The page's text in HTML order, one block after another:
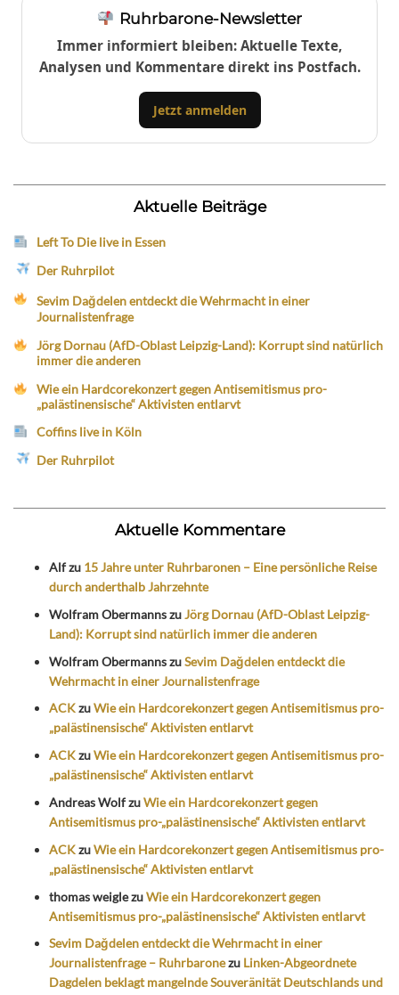
Ruhrbarone-Newsletter
Immer informiert bleiben: Aktuelle Texte,
Analysen und Kommentare direkt ins Postfach.
Jetzt anmelden
Aktuelle Beiträge
Left To Die live in Essen
Der Ruhrpilot
Sevim Dağdelen entdeckt die Wehrmacht in einer
Journalistenfrage
Jörg Dornau (AfD-Oblast Leipzig-Land): Korrupt sind natürlich
immer die anderen
Wie ein Hardcorekonzert gegen Antisemitismus pro-
„palästinensische“ Aktivisten entlarvt
Coffins live in Köln
Der Ruhrpilot
Aktuelle Kommentare
Alfzu 15 Jahre unter Ruhrbaronen – Eine persönliche Reise
durch anderthalb Jahrzehnte
Wolfram ObermannszuJörg Dornau (AfD-Oblast Leipzig-
Land): Korrupt sind natürlich immer die anderen
Wolfram ObermannszuSevim Dağdelen entdeckt die
Wehrmacht in einer Journalistenfrage
ACKzuWie ein Hardcorekonzert gegen Antisemitismus pro-
„palästinensische“ Aktivisten entlarvt
ACKzuWie ein Hardcorekonzert gegen Antisemitismus pro-
„palästinensische“ Aktivisten entlarvt
Andreas WolfzuWie ein Hardcorekonzert gegen
Antisemitismus pro-„palästinensische“ Aktivisten entlarvt
ACKzuWie ein Hardcorekonzert gegen Antisemitismus pro-
„palästinensische“ Aktivisten entlarvt
thomas weiglezuWie ein Hardcorekonzert gegen
Antisemitismus pro-„palästinensische“ Aktivisten entlarvt
Sevim Dağdelen entdeckt die Wehrmacht in einer
Journalistenfrage – Ruhrbaronezu Linken-Abgeordnete
Dagdelen beklagt mangelnde Souveränität Deutschlands und